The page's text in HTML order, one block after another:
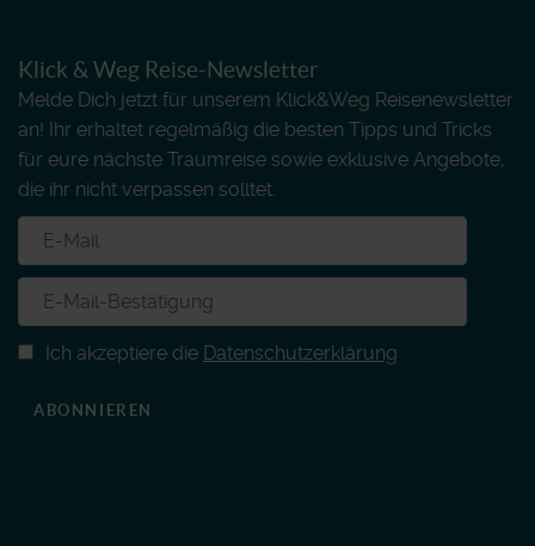
Klick & Weg Reise-Newsletter
Melde Dich jetzt für unserem Klick&Weg Reisenewsletter
an! Ihr erhaltet regelmäßig die besten Tipps und Tricks
für eure nächste Traumreise sowie exklusive Angebote,
die ihr nicht verpassen solltet.
Ich akzeptiere die Datenschutzerklärung
ABONNIEREN